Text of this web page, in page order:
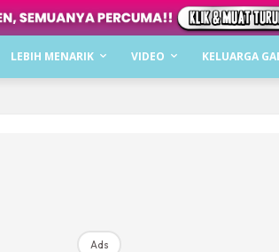
LEBIH MENARIK VIDEO KELUARGA
Ads